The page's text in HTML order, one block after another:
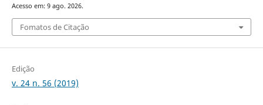
Acesso em: 9 ago. 2026.
Fomatos de Citação
Edição
v. 24 n. 56 (2019)